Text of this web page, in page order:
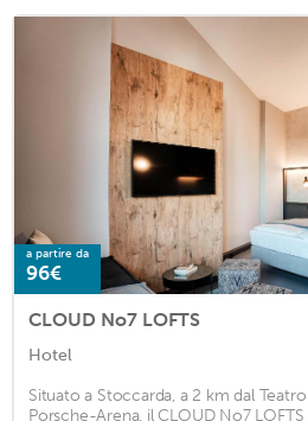
a partire da
96€
CLOUD No7 LOFTS
Hotel
Situato a Stoccarda, a 2 km dal
Porsche-Arena, il CLOUD No7